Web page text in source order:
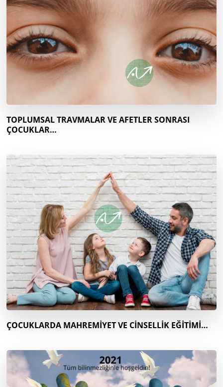
TOPLUMSAL TRAVMALAR VE AFETLER SONRASI
ÇOCUKLAR…
ÇOCUKLARDA MAHREMİYET VE CİNSELLİK EĞİTİMİ…